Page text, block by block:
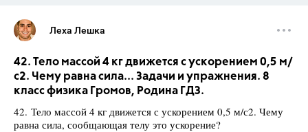
Леха Лешка
42. Тело массой 4 кг движется с ускорением 0,5 м/
с2. Чему равна сила... Задачи и упражнения. 8
класс физика Громов, Родина ГДЗ.
42. Тело массой 4 кг движется с ускорением 0,5 м/с2. Чему
равна сила, сообщающая телу это ускорение?